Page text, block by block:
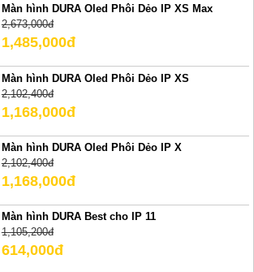
Màn hình DURA Oled Phôi Dẻo IP XS Max
2,673,000đ
1,485,000đ
Màn hình DURA Oled Phôi Dẻo IP XS
2,102,400đ
1,168,000đ
Màn hình DURA Oled Phôi Dẻo IP X
2,102,400đ
1,168,000đ
Màn hình DURA Best cho IP 11
1,105,200đ
614,000đ